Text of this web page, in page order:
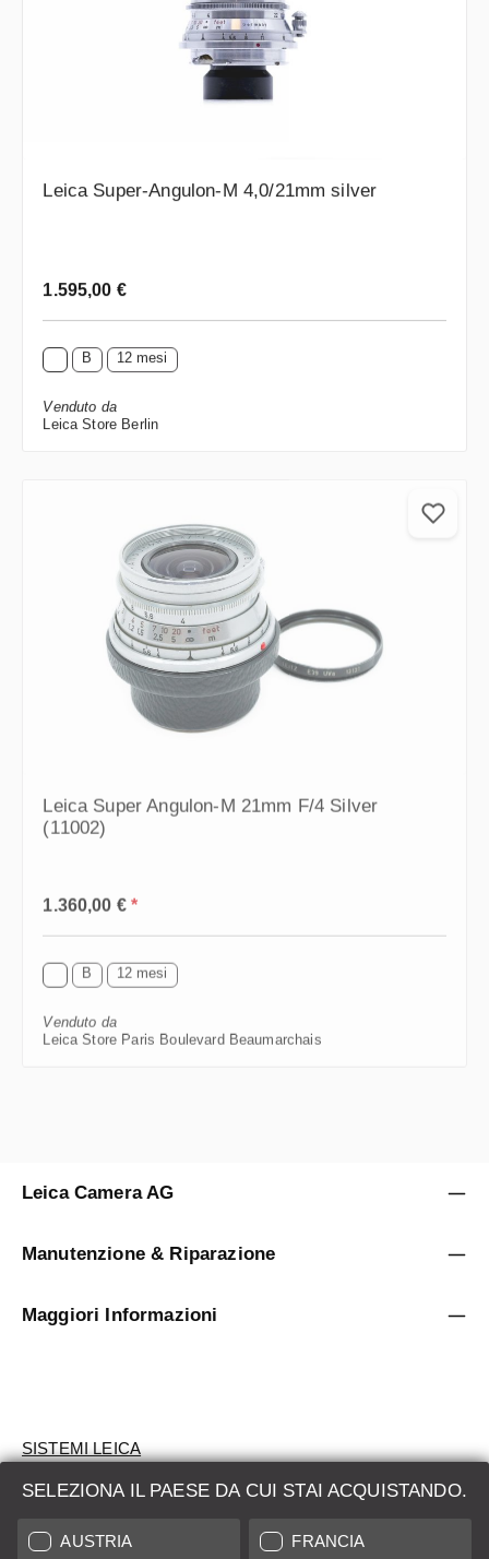
Leica Super-Angulon-M 4,0/21mm silver
Prezzo normale:
1.595,00 €
B 12 mesi
Venduto da
Leica Store Berlin
Leica Super Angulon-M 21mm F/4 Silver
(11002)
1.360,00 €*
B 12 mesi
Venduto da
Leica Store Paris Boulevard Beaumarchais
SELEZIONA IL PAESE DA CUI STAI ACQUISTANDO.
AUSTRIA FRANCIA
Leica Camera AG
Manutenzione & Riparazione
Maggiori Informazioni
SISTEMI LEICA
VALUTAZIONE
CERCHI UN PRODOTTO?